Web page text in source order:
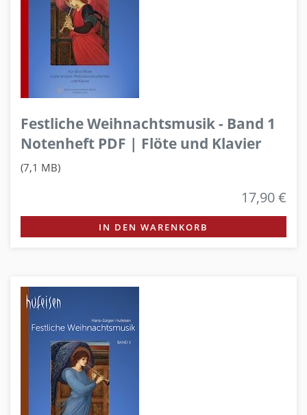
Festliche Weihnachtsmusik - Band 1
Notenheft PDF | Flöte und Klavier
(7,1 MB)
17,90 €
IN DEN WARENKORB